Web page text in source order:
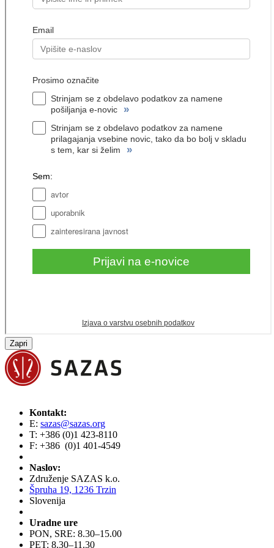
Zapri
Kontakt:
E: sazas@sazas.org
T: +386 (0)1 423-8110
F: +386 (0)1 401-4549
Naslov:
Združenje SAZAS k.o.
Špruha 19, 1236 Trzin
Slovenija
Uradne ure
PON, SRE: 8.30–15.00
PET: 8.30–11.30